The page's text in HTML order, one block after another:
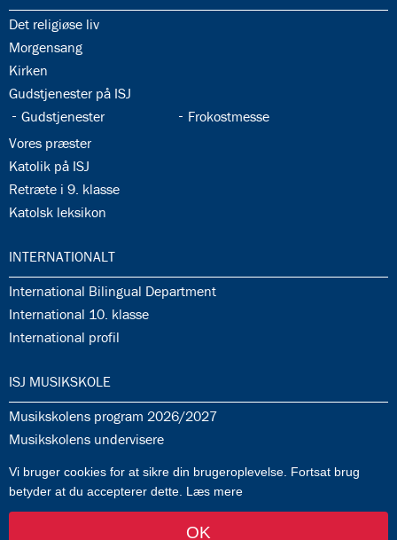
35.1:
Det religiøse liv
35.2:
Morgensang
35.3:
Kirken
35.4:
Gudstjenester på ISJ
35.5:
Gudstjenester 35.6:
Frokostmesse
35.7:
Vores præster
35.8:
Katolik på ISJ
35.9:
Retræte i 9. klasse
35.10:
Katolsk leksikon
36.0:
INTERNATIONALT
36.1:
International Bilingual Department
36.2:
International 10. klasse
36.3:
International profil
37.0:
ISJ MUSIKSKOLE
37.1:
Musikskolens program 2026/2027
37.2:
Musikskolens undervisere
37.4:
Generelle informationer & betingelser
af FlowTwo-
Vi bruger cookies for at sikre din brugeroplevelse. Fortsat brug
betyder at du accepterer dette. Læs mere
OK